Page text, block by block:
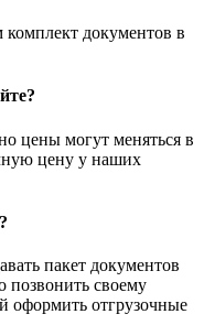
документов в
цены могут меняться в
цену у наших
пакет документов
позвонить своему
оформить отгрузочные